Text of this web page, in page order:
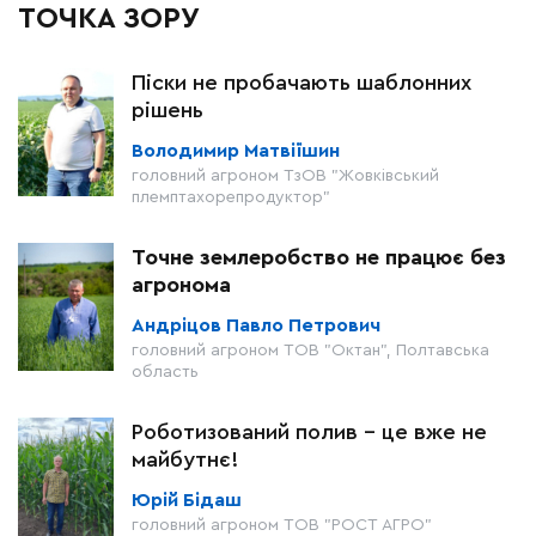
ТОЧКА ЗОРУ
Піски не пробачають шаблонних
рішень
Володимир Матвіїшин
головний агроном ТзОВ "Жовківський
племптахорепродуктор"
Точне землеробство не працює без
агронома
Андріцов Павло Петрович
головний агроном ТОВ "Октан", Полтавська
область
Роботизований полив – це вже не
майбутнє!
Юрій Бідаш
головний агроном ТОВ "РОСТ АГРО"